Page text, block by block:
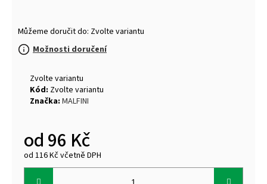
Můžeme doručit do: Zvolte variantu
Možnosti doručení
Zvolte variantu
Kód: Zvolte variantu
Značka: MALFINI
od96 Kč
od 116 Kčvčetně DPH
Měrná
cena: